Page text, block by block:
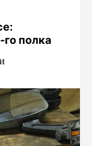
го полка